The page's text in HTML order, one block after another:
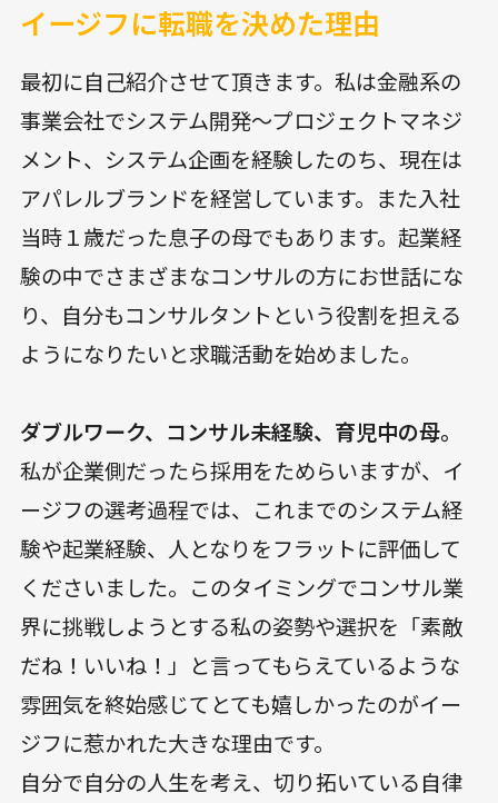
イージフに転職を決めた理由
最初に自己紹介させて頂きます。私は金融系の
事業会社でシステム開発～プロジェクトマネジ
メント、システム企画を経験したのち、現在は
アパレルブランドを経営しています。また入社
当時１歳だった息子の母でもあります。起業経
験の中でさまざまなコンサルの方にお世話にな
り、自分もコンサルタントという役割を担える
ようになりたいと求職活動を始めました。
ダブルワーク、コンサル未経験、育児中の母。
私が企業側だったら採用をためらいますが、イ
ージフの選考過程では、これまでのシステム経
験や起業経験、人となりをフラットに評価して
くださいました。このタイミングでコンサル業
界に挑戦しようとする私の姿勢や選択を「素敵
だね！いいね！」と言ってもらえているような
雰囲気を終始感じてとても嬉しかったのがイー
ジフに惹かれた大きな理由です。
自分で自分の人生を考え、切り拓いている自律